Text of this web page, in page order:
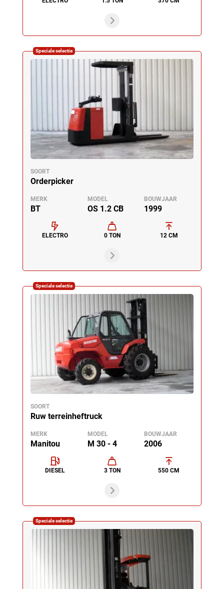
SOORT
Orderpicker
MERK
BT
MODEL
OS 1.2 CB
BOUWJAAR
1999
ELECTRO 0 TON 12 CM
SOORT
Ruw terreinheftruck
MERK
Manitou
MODEL
M 30 - 4
BOUWJAAR
2006
DIESEL 3 TON 550 CM